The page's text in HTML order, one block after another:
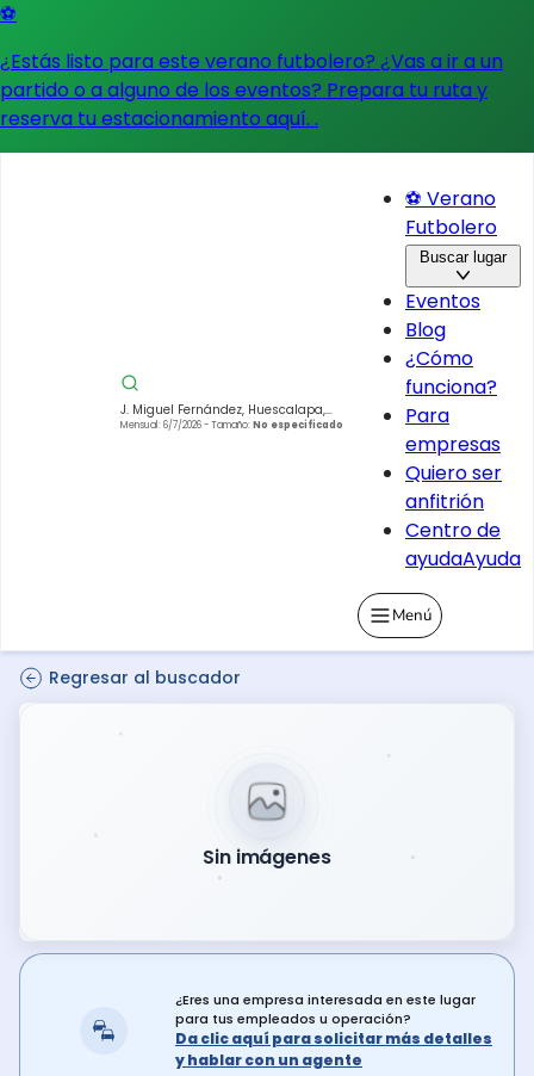
⚽
¿Estás listo para este verano futbolero? ¿Vas a ir a un
partido o a alguno de los eventos? Prepara tu ruta y
reserva tu estacionamiento aquí. .
J. Miguel Fernández, Huescalapa,
49610 Zapotiltic, Jal., México
Mensual: 6/7/2026- Tamaño: No especificado
⚽ Verano
Futbolero
Buscar lugar
Eventos
Blog
¿Cómo
funciona?
Para
empresas
Quiero ser
anfitrión
Centro de
ayudaAyuda
Menú
Regresar al buscador
Sin imágenes
¿Eres una empresa interesada en este lugar
para tus empleados u operación?
Da clic aquí para solicitar más detalles
y hablar con un agente